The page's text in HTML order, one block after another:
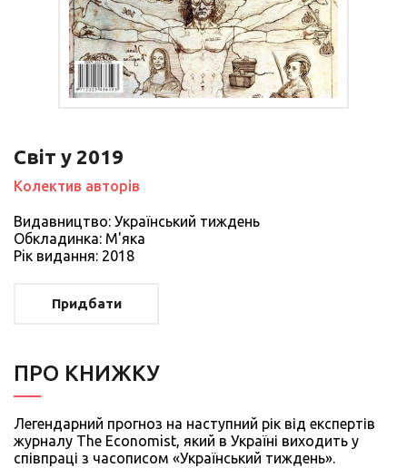
Світ у 2019
Колектив авторів
Видавництво: Український тиждень
Обкладинка: М'яка
Рiк видання: 2018
Придбати
ПРО КНИЖКУ
Легендарний прогноз на наступний рік від експертів
журналу The Economist, який в Україні виходить у
співпраці з часописом «Український тиждень».